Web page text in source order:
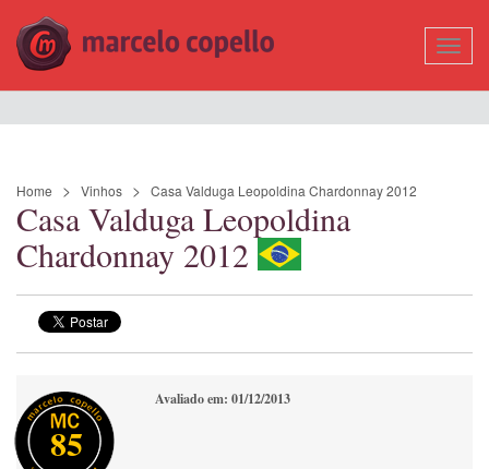
Home Vinhos Casa Valduga Leopoldina Chardonnay 2012
Casa Valduga Leopoldina
Chardonnay 2012
85
Avaliado em: 01/12/2013